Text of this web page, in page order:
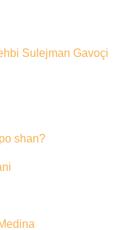
Sulejman Gavoçi
shan?